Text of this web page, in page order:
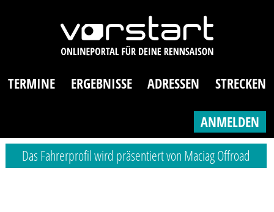
TERMINE ERGEBNISSE ADRESSEN STRECKEN
ANMELDEN
Das Fahrerprofil wird präsentiert von Maciag Offroad